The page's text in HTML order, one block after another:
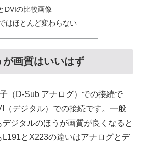
DVIの比較画像
はほとんど変わらない
画質はいいはず
（D-Sub アナログ）での接続で
（デジタル）での接続です。一般
ジタルのほうが画質が良くなると
とX223の違いはアナログとデ